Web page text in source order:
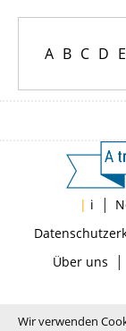
A B C D E
| i |
Über uns |
Wir verwenden